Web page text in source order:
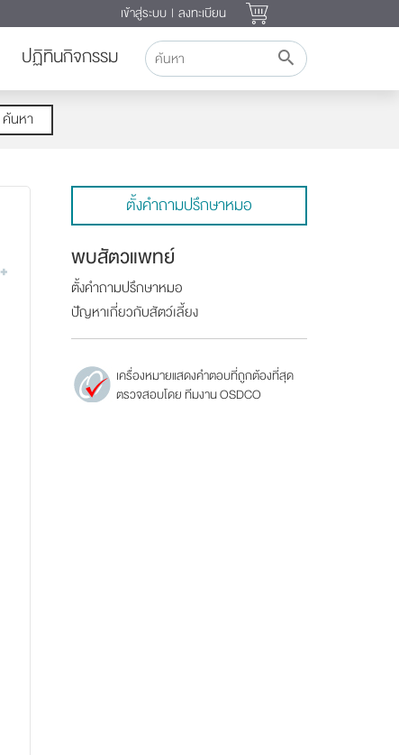
เข้าสู่ระบบ | ลงทะเบียน
ปฏิทินกิจกรรม
ค้นหา
ตั้งคำถามปรึกษาหมอ
พบสัตวแพทย์
ตั้งคำถามปรึกษาหมอ
ปัญหาเกี่ยวกับสัตว์เลี้ยง
เครื่องหมายแสดงคำตอบที่ถูกต้องที่สุด
ตรวจสอบโดย ทีมงาน OSDCO